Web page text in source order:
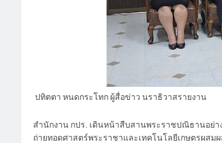
ปทิตตา หนดกระโทก ผู้สื่อข่าว นราธิวาสรายงาน
สำนักงาน กปร. เดินหน้าสืบสานพระราชปณิธานอย่า
ถ่ายทอดศาสตร์พระราชาและเทคโนโลยีเกษตรผส